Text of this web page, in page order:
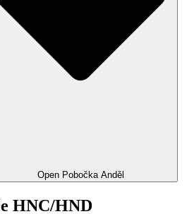
Open Pobočka Anděl
HNC/HND